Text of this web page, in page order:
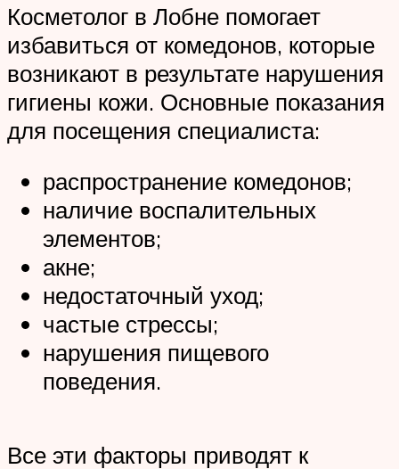
Косметолог в Лобне помогает
избавиться от комедонов, которые
возникают в результате нарушения
гигиены кожи. Основные показания
для посещения специалиста:
распространение комедонов;
наличие воспалительных
элементов;
акне;
недостаточный уход;
частые стрессы;
нарушения пищевого
поведения.
Все эти факторы приводят к